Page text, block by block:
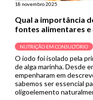
18 novembro 2025
Qual a importância
fontes alimentares e
NUTRIÇÃO EM CONSULTÓRIO
O iodo foi isolado pela
de alga marinha. Desde
empenharam em
sabemos ser essencial
oligoelemento